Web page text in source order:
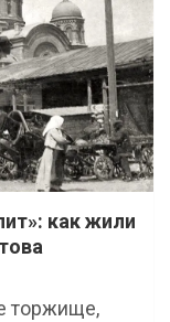
как жили
торжище,